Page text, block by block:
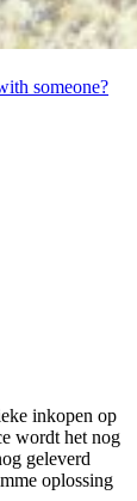
someone?
inkopen op
wordt het nog
geleverd
oplossing